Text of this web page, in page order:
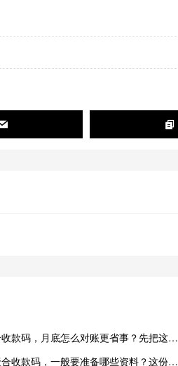
款码，月底怎么对账更省事？先把这3
收款码，一般要准备哪些资料？这份清